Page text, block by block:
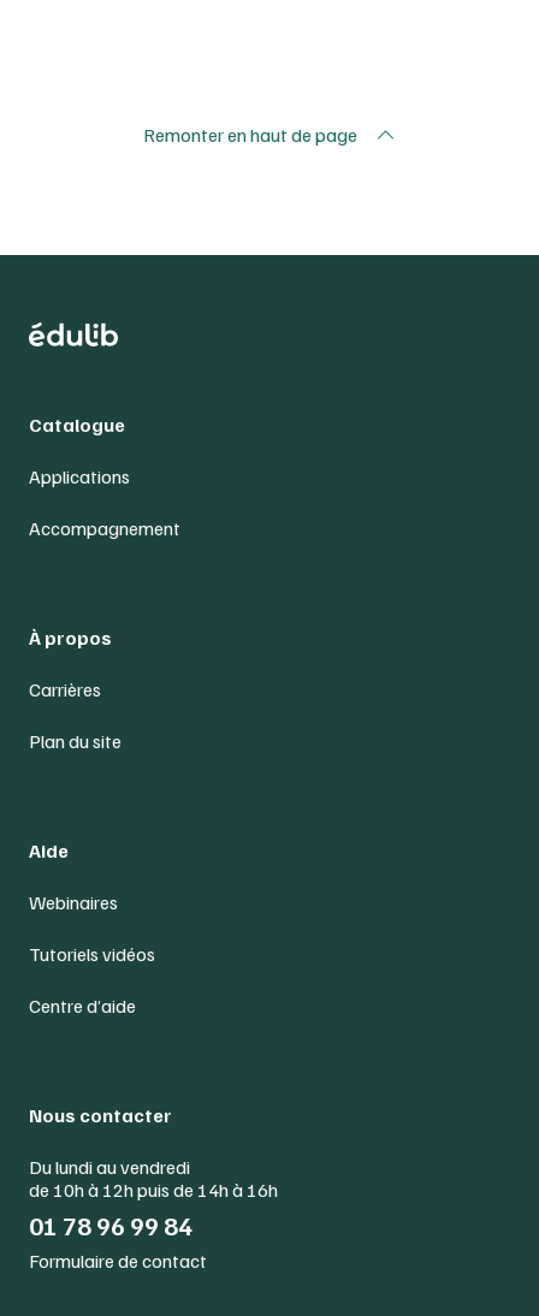
Remonter en haut de page
Catalogue
Applications
Accompagnement
À propos
Carrières
Plan du site
Aide
Webinaires
Tutoriels vidéos
Centre d’aide
Nous contacter
Du lundi au vendredi
de 10h à 12h puis de 14h à 16h
01 78 96 99 84
Formulaire de contact